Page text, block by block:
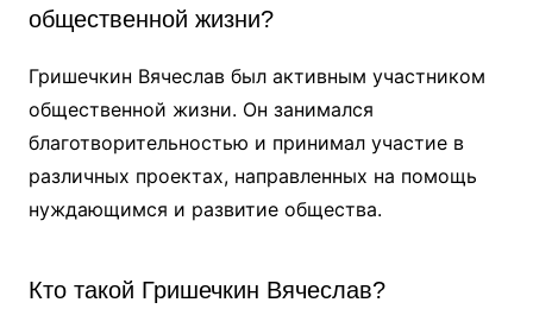
общественной жизни?
Гришечкин Вячеслав был активным участником
общественной жизни. Он занимался
благотворительностью и принимал участие в
различных проектах, направленных на помощь
нуждающимся и развитие общества.
Кто такой Гришечкин Вячеслав?